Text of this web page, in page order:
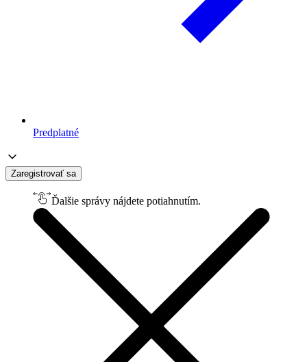
Predplatné
Zaregistrovať sa
Ďalšie správy nájdete potiahnutím.